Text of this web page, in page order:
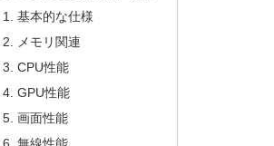
基本的な仕様
メモリ関連
CPU性能
GPU性能
画面性能